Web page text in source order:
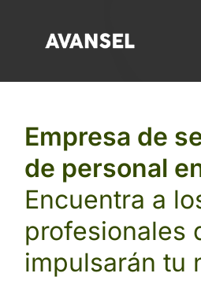
contenido
Empresa de
de personal
Encuentra a
profesionales
impulsarán tu